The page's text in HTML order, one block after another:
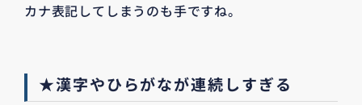
カナ表記してしまうのも手ですね。
★漢字やひらがなが連続しすぎる